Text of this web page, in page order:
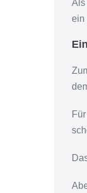
Als
ein